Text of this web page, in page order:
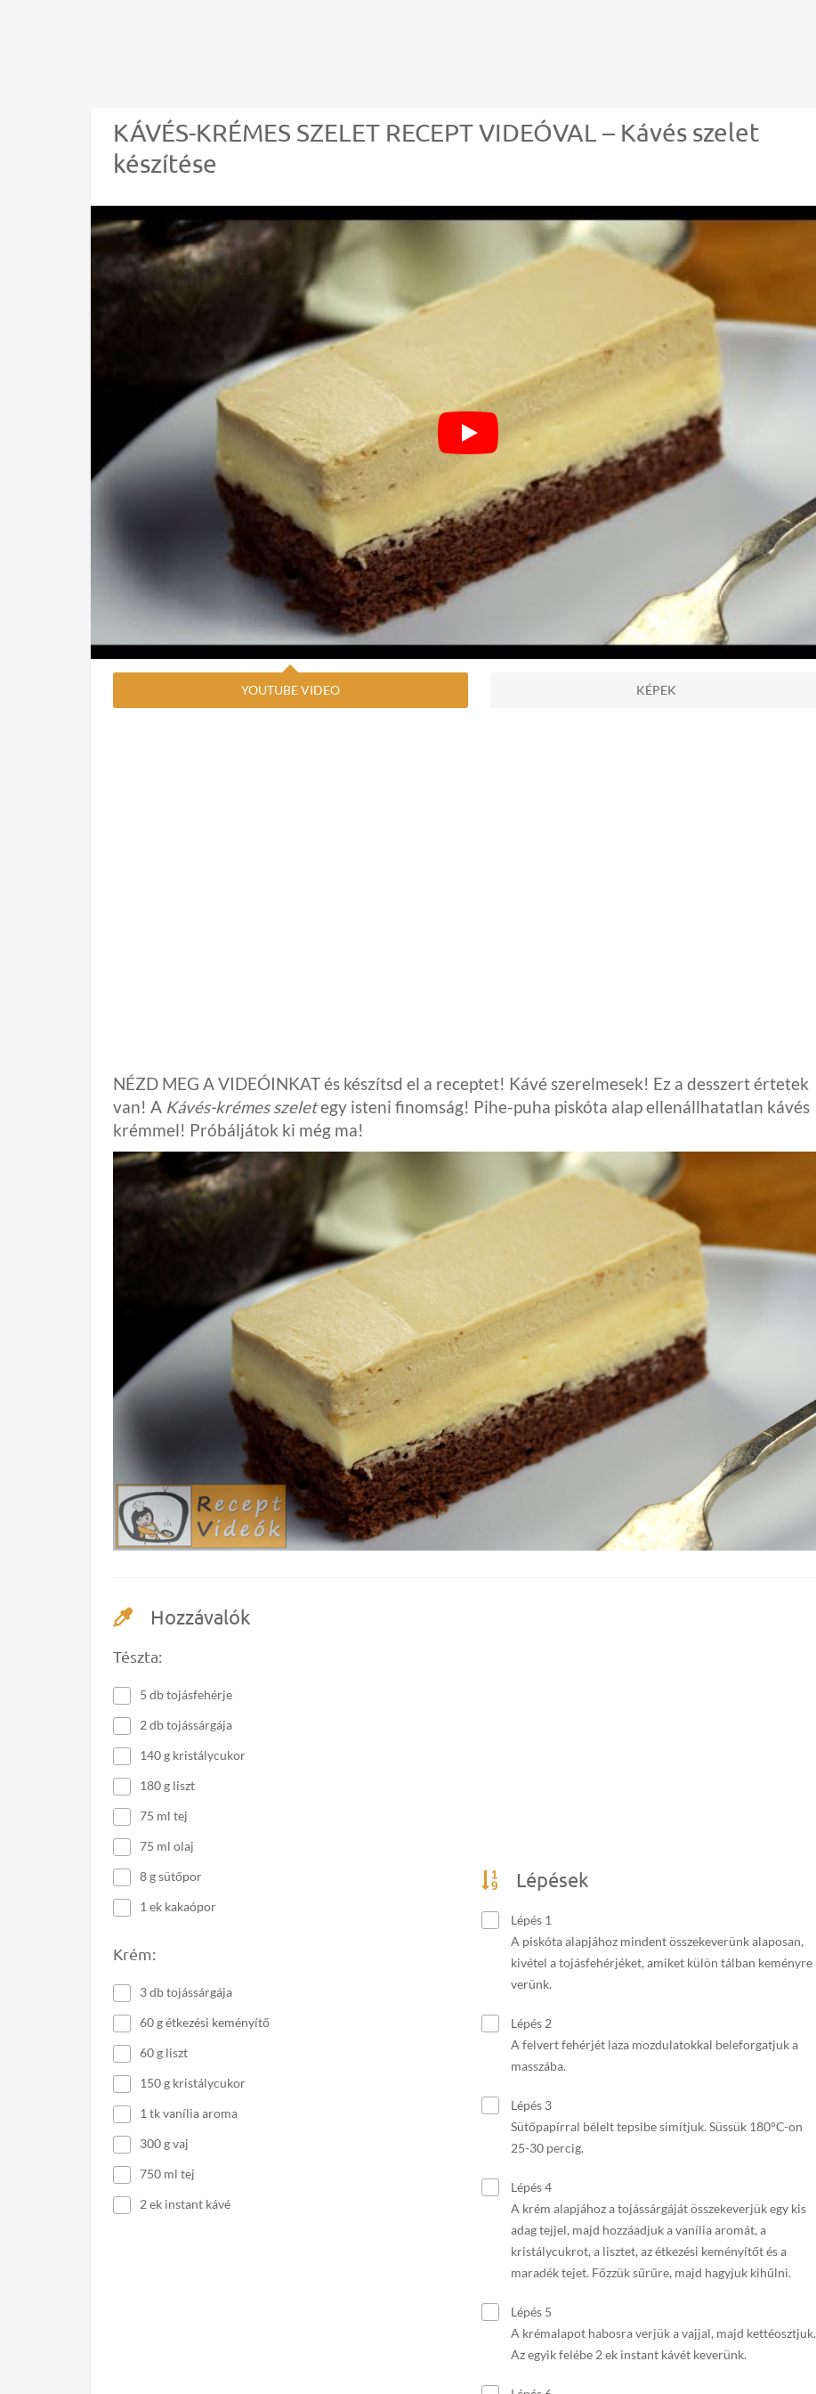
KÁVÉS-KRÉMES SZELET RECEPT VIDEÓVAL – Kávés szelet
készítése
YOUTUBE VIDEO KÉPEK
NÉZD MEG A VIDEÓINKAT és készítsd el a receptet! Kávé szerelmesek! Ez a desszert értetek
van! A Kávés-krémes szeletegy isteni finomság! Pihe-puha piskóta alap ellenállhatatlan kávés
krémmel! Próbáljátok ki még ma!
Hozzávalók
Tészta:
5 db tojásfehérje
2 db tojássárgája
140 g kristálycukor
180 g liszt
75 ml tej
75 ml olaj
8 g sütőpor
1 ek kakaópor
Krém:
3 db tojássárgája
60 g étkezési keményítő
60 g liszt
150 g kristálycukor
1 tk vanília aroma
300 g vaj
750 ml tej
2 ek instant kávé
Lépések
Lépés 1
A piskóta alapjához mindent összekeverünk alaposan,
kivétel a tojásfehérjéket, amiket külön tálban keményre
verünk.
Lépés 2
A felvert fehérjét laza mozdulatokkal beleforgatjuk a
masszába.
Lépés 3
Sütőpapírral bélelt tepsibe simítjuk. Süssük 180°C-on
25-30 percig.
Lépés 4
A krém alapjához a tojássárgáját összekeverjük egy kis
adag tejjel, majd hozzáadjuk a vanília aromát, a
kristálycukrot, a lisztet, az étkezési keményítőt és a
maradék tejet. Főzzük sűrűre, majd hagyjuk kihűlni.
Lépés 5
A krémalapot habosra verjük a vajjal, majd kettéosztjuk.
Az egyik felébe 2 ek instant kávét keverünk.